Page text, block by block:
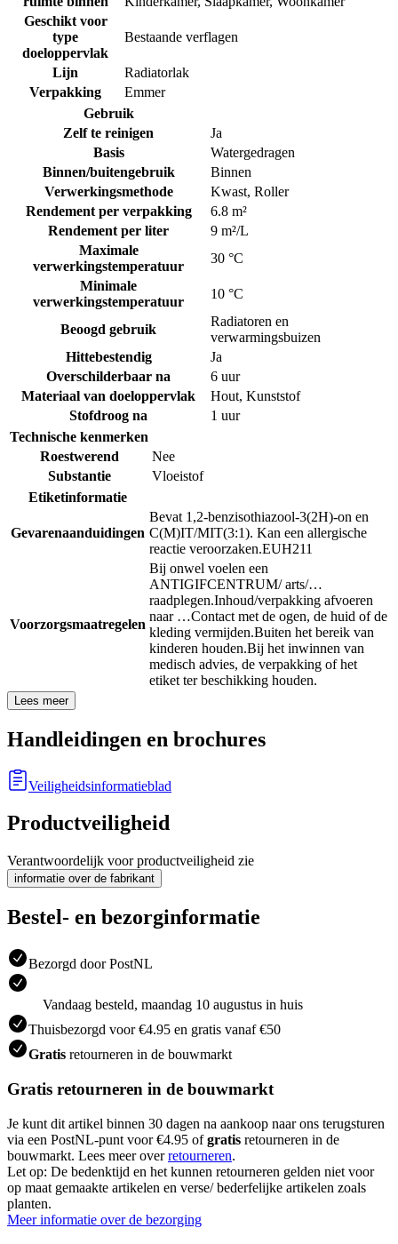
Geschikt voor
type
doeloppervlak
Bestaande verflagen
Lijn
Radiatorlak
Verpakking
Emmer
Gebruik
Zelf te reinigen
Ja
Basis
Watergedragen
Binnen/buitengebruik
Binnen
Verwerkingsmethode
Kwast, Roller
Rendement per verpakking
6.8 m²
Rendement per liter
9 m²/L
Maximale
verwerkingstemperatuur
30 °C
Minimale
verwerkingstemperatuur
10 °C
Beoogd gebruik
Radiatoren en
verwarmingsbuizen
Hittebestendig
Ja
Overschilderbaar na
6 uur
Materiaal van doeloppervlak
Hout, Kunststof
Stofdroog na
1 uur
Technische kenmerken
Roestwerend
Nee
Substantie
Vloeistof
Etiketinformatie
Gevarenaanduidingen
Bevat 1,2-benzisothiazool-3(2H)-on en
C(M)IT/MIT(3:1). Kan een allergische
reactie veroorzaken.EUH211
Voorzorgsmaatregelen
Bij onwel voelen een
ANTIGIFCENTRUM/ arts/…
raadplegen.Inhoud/verpakking afvoeren
naar …Contact met de ogen, de huid of de
kleding vermijden.Buiten het bereik van
kinderen houden.Bij het inwinnen van
medisch advies, de verpakking of het
etiket ter beschikking houden.
Lees meer
Handleidingen en brochures
Veiligheidsinformatieblad
Productveiligheid
Verantwoordelijk voor productveiligheid zie
informatie over de fabrikant
Bestel- en bezorginformatie
Bezorgd door PostNL
Vandaag besteld, maandag 10 augustus in huis
Thuisbezorgd voor €4.95 en gratis vanaf €50
Gratis retourneren in de bouwmarkt
Gratis retourneren in de bouwmarkt
Je kunt dit artikel binnen 30 dagen na aankoop naar ons terugsturen
via een PostNL-punt voor €4.95 ofgratis retourneren in de
bouwmarkt. Lees meer overretourneren.
Let op: De bedenktijd en het kunnen retourneren gelden niet voor
op maat gemaakte artikelen en verse/ bederfelijke artikelen zoals
planten.
Meer informatie over de bezorging